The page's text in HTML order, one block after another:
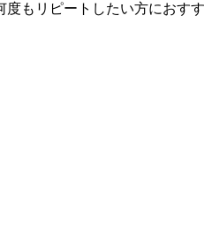
度もリピートしたい方におすす